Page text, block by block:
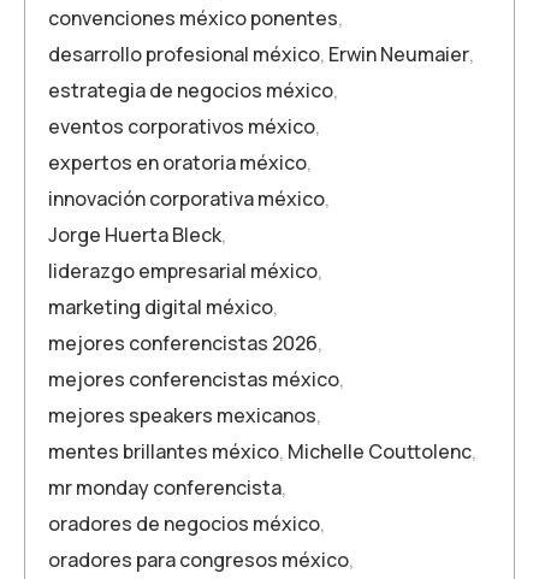
convenciones méxico ponentes,
desarrollo profesional méxico, Erwin Neumaier,
estrategia de negocios méxico,
eventos corporativos méxico,
expertos en oratoria méxico,
innovación corporativa méxico,
Jorge Huerta Bleck,
liderazgo empresarial méxico,
marketing digital méxico,
mejores conferencistas 2026,
mejores conferencistas méxico,
mejores speakers mexicanos,
mentes brillantes méxico, Michelle Couttolenc,
mr monday conferencista,
oradores de negocios méxico,
oradores para congresos méxico,